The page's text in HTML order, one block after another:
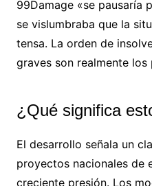
99Damage «se pausaría
se vislumbraba que la
tensa. La orden de
graves son realmente los
¿Qué significa
El desarrollo señala un
proyectos nacionales de
creciente presión. Los